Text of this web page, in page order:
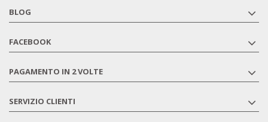
BLOG
FACEBOOK
PAGAMENTO IN 2 VOLTE
SERVIZIO CLIENTI